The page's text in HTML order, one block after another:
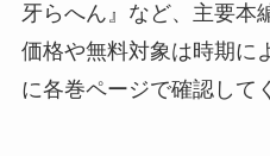
牙らへん』など、主要本
価格や無料対象は時期に
に各巻ページで確認して